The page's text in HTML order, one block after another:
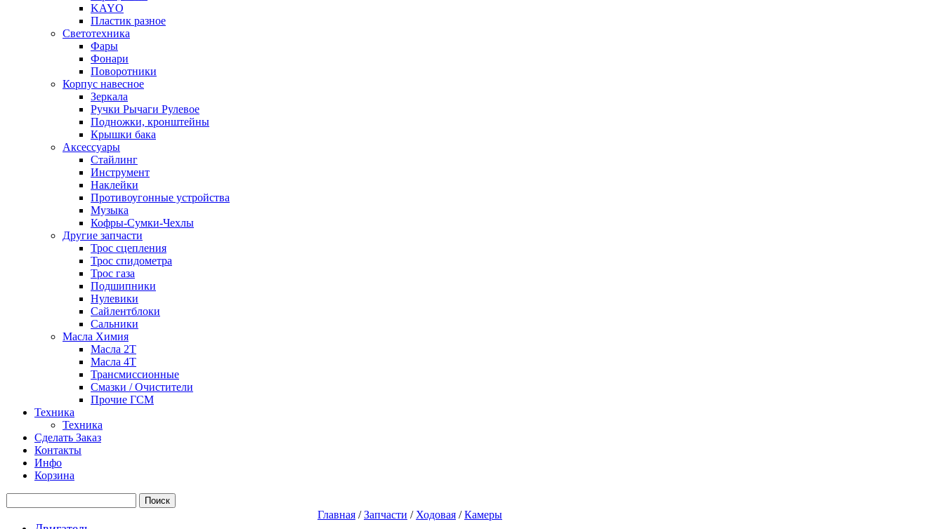
KAYO
Пластик разное
Светотехника
Фары
Фонари
Поворотники
Корпус навесное
Зеркала
Ручки Рычаги Рулевое
Подножки, кронштейны
Крышки бака
Аксессуары
Стайлинг
Инструмент
Наклейки
Противоугонные устройства
Музыка
Кофры-Сумки-Чехлы
Другие запчасти
Трос сцепления
Трос спидометра
Трос газа
Подшипники
Нулевики
Сайлентблоки
Сальники
Масла Химия
Масла 2Т
Масла 4Т
Трансмиссионные
Смазки / Очистители
Прочие ГСМ
Техника
Техника
Сделать Заказ
Контакты
Инфо
Корзина
Главная /Запчасти / Ходовая /Камеры